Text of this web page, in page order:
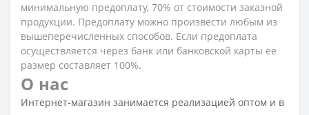
минимальную предоплату, 70% от стоимости заказной
продукции. Предоплату можно произвести любым из
вышеперечисленных способов. Если предоплата
осуществляется через банк или банковской карты ее
размер составляет 100%.
О нас
Интернет-магазин занимается реализацией оптом и в